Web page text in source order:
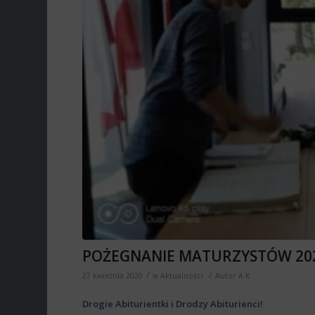
POŻEGNANIE MATURZYSTÓW
27 kwietnia 2020 / w Aktualności / Autor A K
Drogie Abiturientki i Drodzy Abiturienci!